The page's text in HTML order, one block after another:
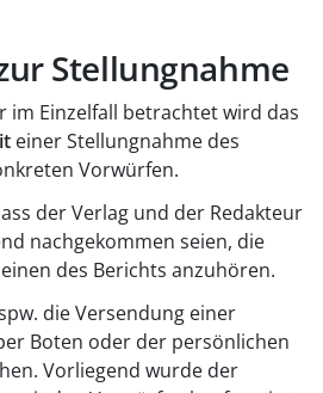
Stellungnahme
im Einzelfall betrachtet wird das
einer Stellungnahme des
Vorwürfen.
der Verlag und der Redakteur
nachgekommen seien, die
des Berichts anzuhören.
die Versendung einer
Boten oder der persönlichen
Vorliegend wurde der